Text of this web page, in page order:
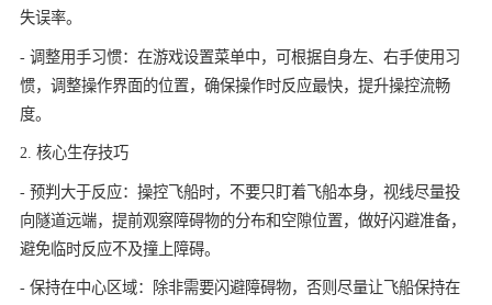
失误率。
- 调整用手习惯：在游戏设置菜单中，可根据自身左、右手使用习
惯，调整操作界面的位置，确保操作时反应最快，提升操控流畅
度。
2. 核心生存技巧
- 预判大于反应：操控飞船时，不要只盯着飞船本身，视线尽量投
向隧道远端，提前观察障碍物的分布和空隙位置，做好闪避准备，
避免临时反应不及撞上障碍。
- 保持在中心区域：除非需要闪避障碍物，否则尽量让飞船保持在